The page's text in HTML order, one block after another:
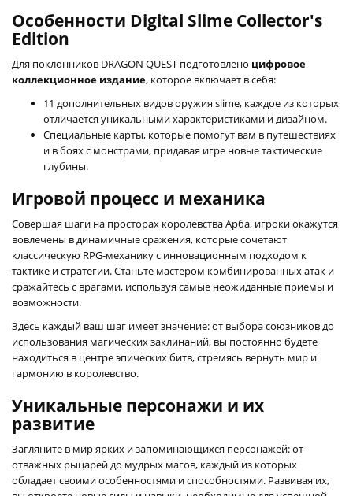
Особенности Digital Slime Collector's
Edition
Для поклонников DRAGON QUEST подготовлено цифровое
коллекционное издание, которое включает в себя:
11 дополнительных видов оружия slime, каждое из которых
отличается уникальными характеристиками и дизайном.
Специальные карты, которые помогут вам в путешествиях
и в боях с монстрами, придавая игре новые тактические
глубины.
Игровой процесс и механика
Совершая шаги на просторах королевства Арба, игроки окажутся
вовлечены в динамичные сражения, которые сочетают
классическую RPG-механику с инновационным подходом к
тактике и стратегии. Станьте мастером комбинированных атак и
сражайтесь с врагами, используя самые неожиданные приемы и
возможности.
Здесь каждый ваш шаг имеет значение: от выбора союзников до
использования магических заклинаний, вы постоянно будете
находиться в центре эпических битв, стремясь вернуть мир и
гармонию в королевство.
Уникальные персонажи и их
развитие
Загляните в мир ярких и запоминающихся персонажей: от
отважных рыцарей до мудрых магов, каждый из которых
обладает своими особенностями и способностями. Развивая их,